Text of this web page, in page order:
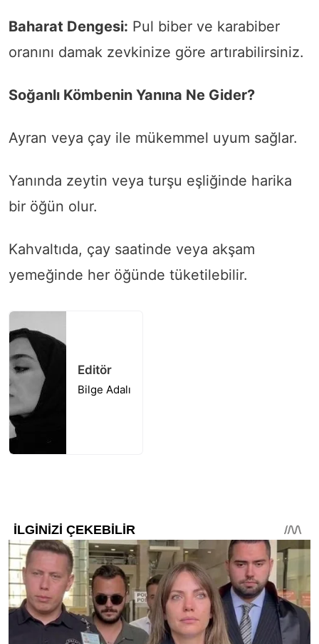
Baharat Dengesi: Pul biber ve karabiber
oranını damak zevkinize göre artırabilirsiniz.
Soğanlı Kömbenin Yanına Ne Gider?
Ayran veya çay ile mükemmel uyum sağlar.
Yanında zeytin veya turşu eşliğinde harika
bir öğün olur.
Kahvaltıda, çay saatinde veya akşam
yemeğinde her öğünde tüketilebilir.
Editör
Bilge Adalı